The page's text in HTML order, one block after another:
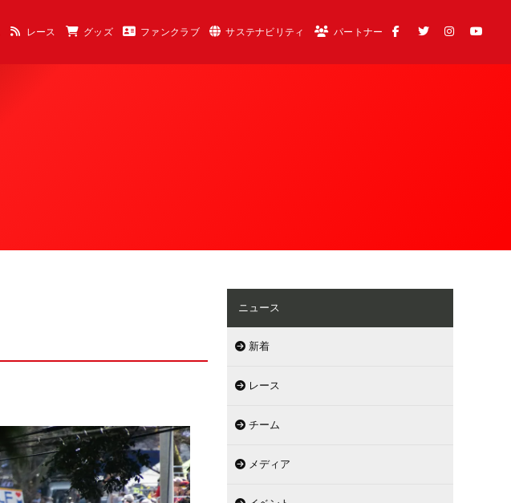
レース グッズ ファンクラブ サステナビリティ パートナー
ニュース
新着
レース
チーム
メディア